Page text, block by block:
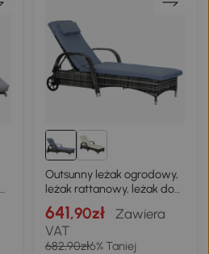
Outsunny leżak ogrodowy,
leżak rattanowy, leżak do
opalania, rattan
polietylenowy+metal, kolor
szary, 200x73x30-103cm
641,90zł
Zawiera
VAT
682,90zł6% Taniej